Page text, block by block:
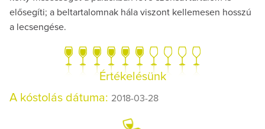
elősegíti; a beltartalomnak hála viszont kellemesen hosszú
a lecsengése.
Értékelésünk
A kóstolás dátuma: 2018-03-28